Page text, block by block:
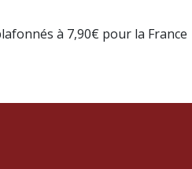
à 7,90€ pour la France